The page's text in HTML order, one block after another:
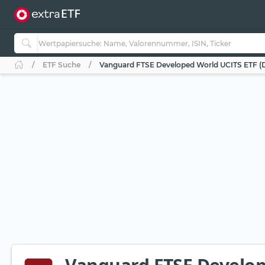
ETF Suche Vanguard FTSE Developed World UCITS ETF